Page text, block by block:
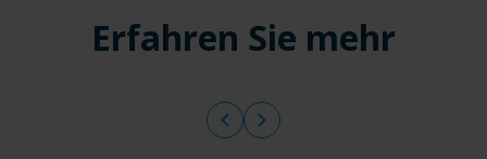
Erfahren Sie mehr